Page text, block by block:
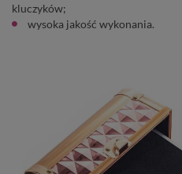
kluczyków;
wysoka jakość wykonania.